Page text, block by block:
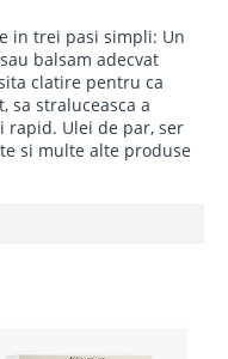
in trei pasi simpli: Un
balsam adecvat
clatire pentru ca
sa straluceasca a
rapid. Ulei de par, ser
si multe alte produse